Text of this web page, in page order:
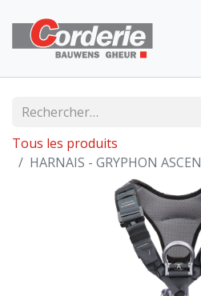
Tous les produits
HARNAIS - GRYPHON